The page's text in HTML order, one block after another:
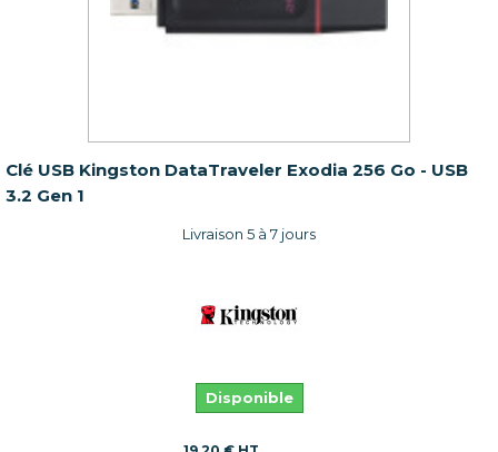
Clé USB Kingston DataTraveler Exodia 256 Go - USB
3.2 Gen 1
Livraison 5 à 7 jours
Disponible